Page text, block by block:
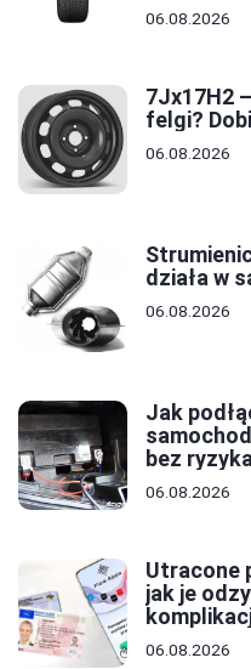
06.08.2026
7Jx17H2
felgi?
06.08.2026
działa w
06.08.2026
Jak
bez
06.08.2026
Utracone
jak je
06.08.2026